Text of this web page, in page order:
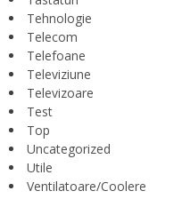
Tehnologie
Telecom
Telefoane
Televiziune
Televizoare
Test
Top
Uncategorized
Utile
Ventilatoare/Coolere